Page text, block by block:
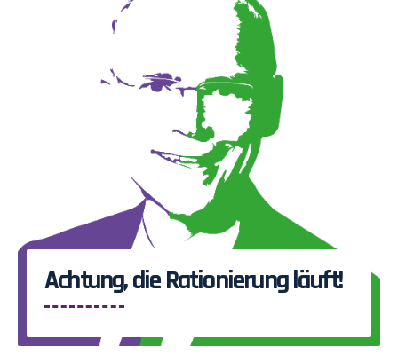
Achtung, die Rationierung läuft!